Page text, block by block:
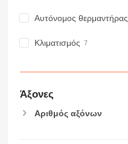
Αυτόνομος θερμαντήρας
Κλιματισμός
Άξονες
Αριθμός αξόνων